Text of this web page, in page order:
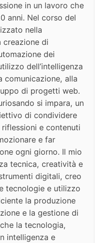
in un lavoro che
anni. Nel corso del
nella
creazione di
dei
dell’intelligenza
comunicazione, alla
di progetti web.
si impara, un
di condividere
e contenuti
e far
ogni giorno. Il mio
tecnica, creatività e
digitali, creo
tecnologie e utilizzo
la produzione
e la gestione di
la tecnologia,
intelligenza e